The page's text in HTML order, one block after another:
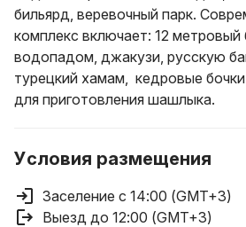
бильярд, веревочный парк.
комплекс включает: 12 метровый
водопадом, джакузи, русскую
турецкий хамам, кедровые
для приготовления шашлыка.
Условия размещения
Заселение с 14:00 (GMT+3)
Выезд до 12:00 (GMT+3)